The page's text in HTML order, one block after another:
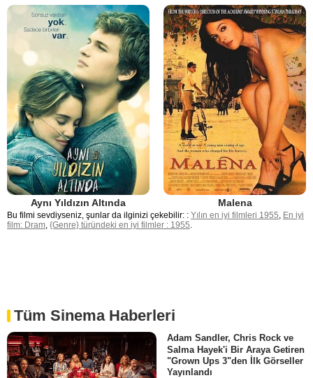
Aynı Yıldızın Altında Malena
Bu filmi sevdiyseniz, şunlar da ilginizi çekebilir: : Yılın en iyi filmleri 1955, En iyi
film: Dram, {Genre} türündeki en iyi filmler : 1955.
Tüm Sinema Haberleri
Adam Sandler, Chris Rock ve
Salma Hayek'i Bir Araya Getiren
"Grown Ups 3"den İlk Görseller
Yayınlandı